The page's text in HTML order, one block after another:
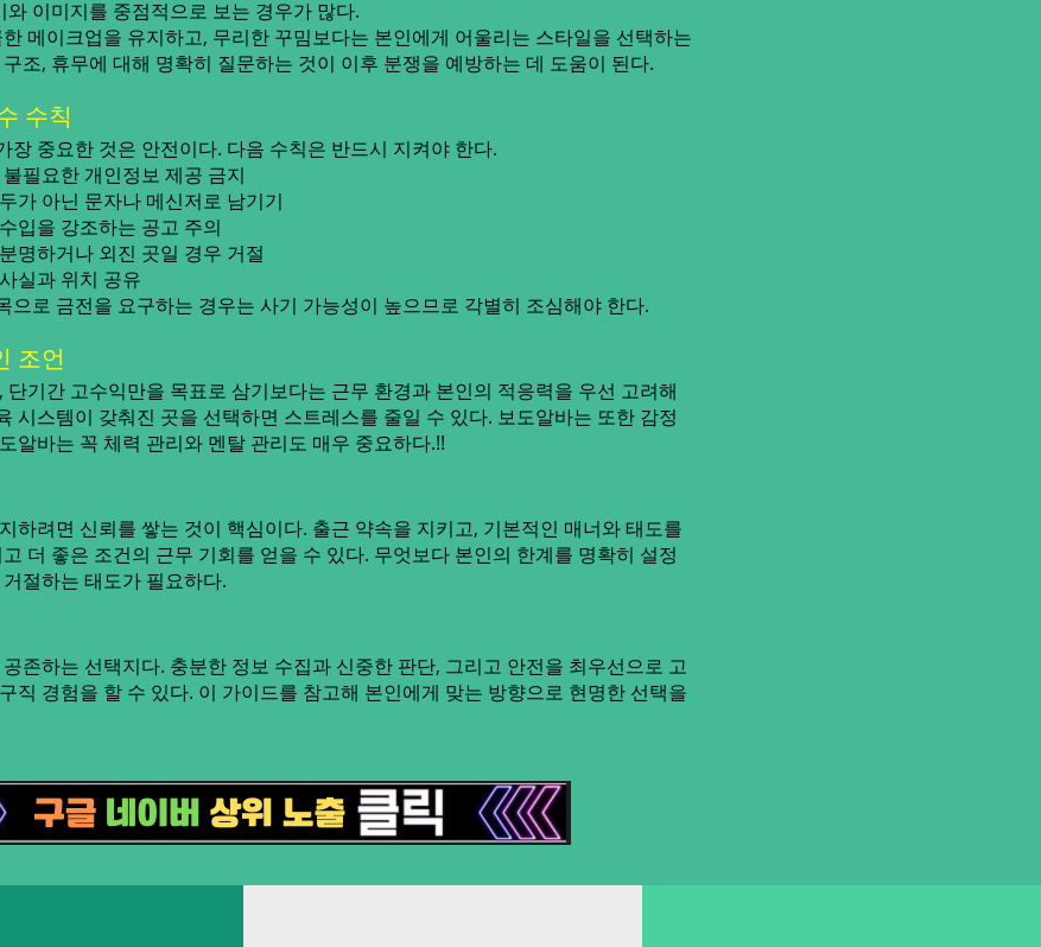
이미지를 중점적으로 보는 경우가 많다.
메이크업을 유지하고, 무리한 꾸밈보다는 본인에게 어울리는 스타일을 선택하는
조, 휴무에 대해 명확히 질문하는 것이 이후 분쟁을 예방하는 데 도움이 된다.
수칙
장 중요한 것은 안전이다. 다음 수칙은 반드시 지켜야 한다.
필요한 개인정보 제공 금지
가 아닌 문자나 메신저로 남기기
입을 강조하는 공고 주의
명하거나 외진 곳일 경우 거절
실과 위치 공유
으로 금전을 요구하는 경우는 사기 가능성이 높으므로 각별히 조심해야 한다.
조언
기간 고수익만을 목표로 삼기보다는 근무 환경과 본인의 적응력을 우선 고려해
시스템이 갖춰진 곳을 선택하면 스트레스를 줄일 수 있다. 보도알바는 또한 감정
알바는 꼭 체력 관리와 멘탈 관리도 매우 중요하다.!!
하려면 신뢰를 쌓는 것이 핵심이다. 출근 약속을 지키고, 기본적인 매너와 태도를
더 좋은 조건의 근무 기회를 얻을 수 있다. 무엇보다 본인의 한계를 명확히 설정
절하는 태도가 필요하다.
존하는 선택지다. 충분한 정보 수집과 신중한 판단, 그리고 안전을 최우선으로 고
직 경험을 할 수 있다. 이 가이드를 참고해 본인에게 맞는 방향으로 현명한 선택을